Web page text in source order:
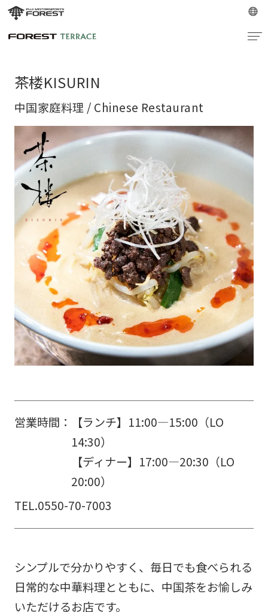
茶楼KISURIN
中国家庭料理 / Chinese Restaurant
営業時間：
【ランチ】11:00―15:00（LO
14:30）
【ディナー】17:00―20:30（LO
20:00）
TEL.0550-70-7003
シンプルで分かりやすく、毎日でも食べられる
日常的な中華料理とともに、中国茶をお愉しみ
いただけるお店です。